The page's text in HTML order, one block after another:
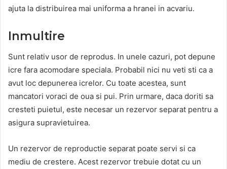
ajuta la distribuirea mai uniforma a hranei in acvariu.
Inmultire
Sunt relativ usor de reprodus. In unele cazuri, pot depune
icre fara acomodare speciala. Probabil nici nu veti sti ca a
avut loc depunerea icrelor. Cu toate acestea, sunt
mancatori voraci de oua si pui. Prin urmare, daca doriti sa
cresteti puietul, este necesar un rezervor separat pentru a
asigura supravietuirea.
Un rezervor de reproductie separat poate servi si ca
mediu de crestere. Acest rezervor trebuie dotat cu un